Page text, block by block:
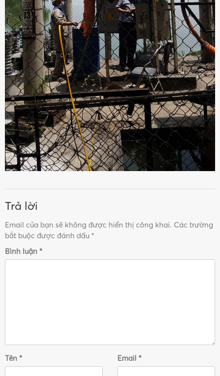
Trả lời
Email của bạn sẽ không được hiển thị công khai. Các trường
bắt buộc được đánh dấu *
Bình luận *
Tên * Email *